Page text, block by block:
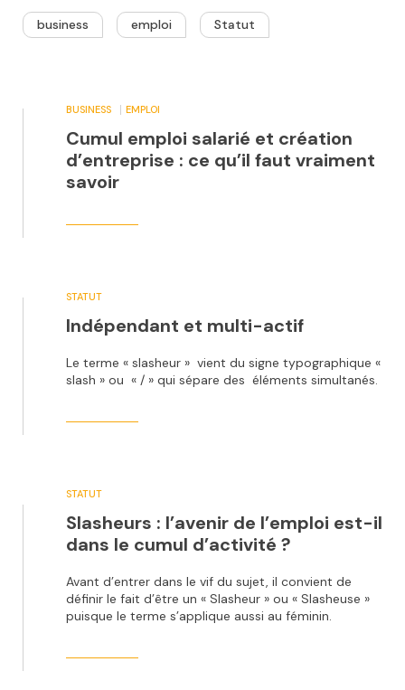
business emploi Statut
BUSINESS EMPLOI
Cumul emploi salarié et création
d’entreprise : ce qu’il faut vraiment
savoir
STATUT
Indépendant et multi-actif
Le terme « slasheur » vient du signe typographique «
slash » ou « / » qui sépare des éléments simultanés.
STATUT
Slasheurs : l’avenir de l’emploi est-il
dans le cumul d’activité ?
Avant d’entrer dans le vif du sujet, il convient de
définir le fait d’être un « Slasheur » ou « Slasheuse »
puisque le terme s’applique aussi au féminin.